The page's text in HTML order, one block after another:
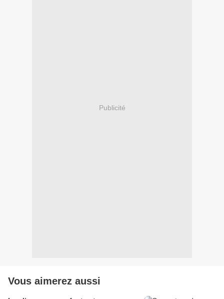
Publicité
Vous aimerez aussi